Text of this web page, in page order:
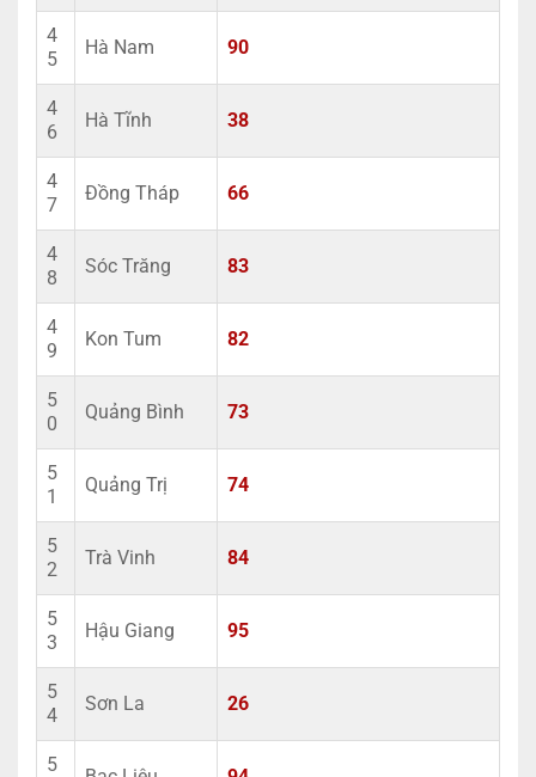
4
5
Hà Nam 90
4
6
Hà Tĩnh 38
4
7
Đồng Tháp 66
4
8
Sóc Trăng 83
4
9
Kon Tum 82
5
0
Quảng Bình 73
5
1
Quảng Trị 74
5
2
Trà Vinh 84
5
3
Hậu Giang 95
5
4
Sơn La 26
5